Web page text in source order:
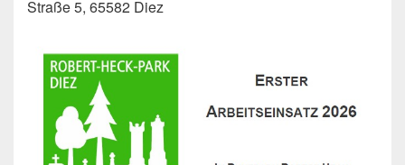
Straße 5, 65582 Diez